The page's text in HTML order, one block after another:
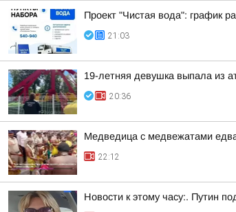
Проект "Чистая вода": график
21:03
19-летняя девушка выпала из
20:36
Медведица с медвежатами
22:12
Новости к этому часу:. Путин